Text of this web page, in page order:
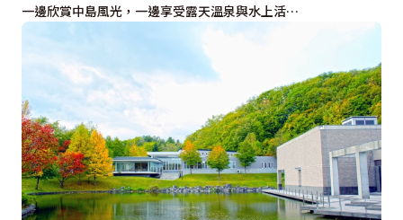
一邊欣賞中島風光，一邊享受露天溫泉與水上活…